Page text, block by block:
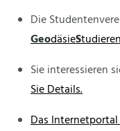
Die
GeodäsieS
Sie interessieren
Sie Details.
Das